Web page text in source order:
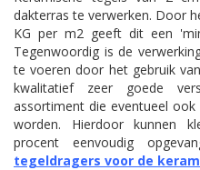
dakterras te verwerken. Door
KG per m2 geeft dit een
Tegenwoordig is de
te voeren door het gebruik
kwalitatief zeer goede
assortiment die eventueel
worden. Hierdoor kunnen
procent eenvoudig
tegeldragers voor de